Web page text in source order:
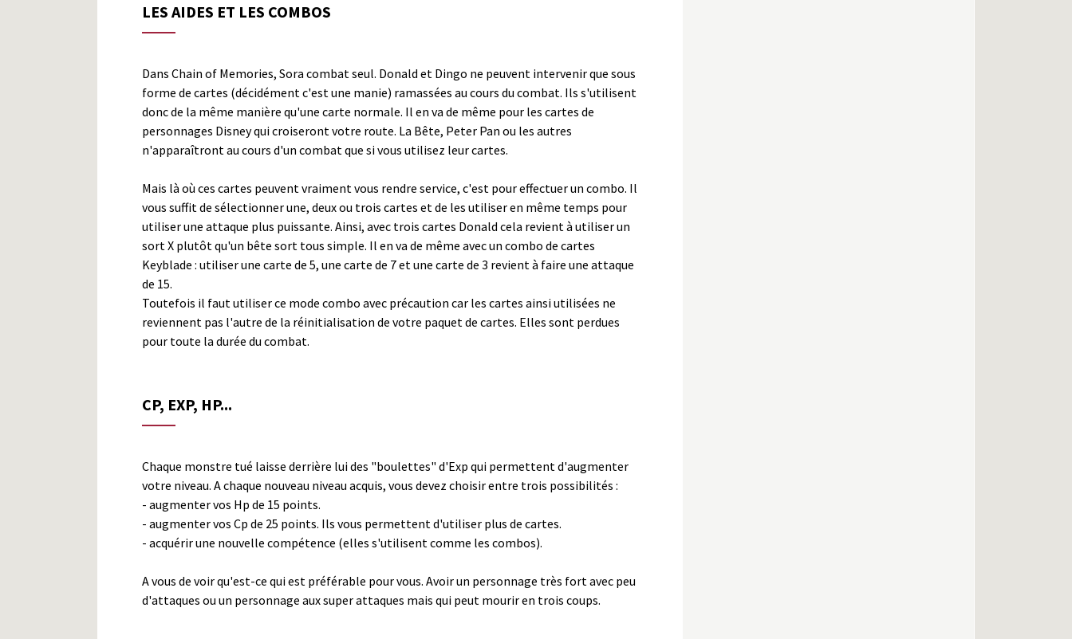
LES AIDES ET LES COMBOS
Dans Chain of Memories, Sora combat seul. Donald et Dingo ne peuvent intervenir que sous
forme de cartes (décidément c'est une manie) ramassées au cours du combat. Ils s'utilisent
donc de la même manière qu'une carte normale. Il en va de même pour les cartes de
personnages Disney qui croiseront votre route. La Bête, Peter Pan ou les autres
n'apparaîtront au cours d'un combat que si vous utilisez leur cartes.
Mais là où ces cartes peuvent vraiment vous rendre service, c'est pour effectuer un combo. Il
vous suffit de sélectionner une, deux ou trois cartes et de les utiliser en même temps pour
utiliser une attaque plus puissante. Ainsi, avec trois cartes Donald cela revient à utiliser un
sort X plutôt qu'un bête sort tous simple. Il en va de même avec un combo de cartes
Keyblade : utiliser une carte de 5, une carte de 7 et une carte de 3 revient à faire une attaque
de 15.
Toutefois il faut utiliser ce mode combo avec précaution car les cartes ainsi utilisées ne
reviennent pas l'autre de la réinitialisation de votre paquet de cartes. Elles sont perdues
pour toute la durée du combat.
CP, EXP, HP...
Chaque monstre tué laisse derrière lui des "boulettes" d'Exp qui permettent d'augmenter
votre niveau. A chaque nouveau niveau acquis, vous devez choisir entre trois possibilités :
- augmenter vos Hp de 15 points.
- augmenter vos Cp de 25 points. Ils vous permettent d'utiliser plus de cartes.
- acquérir une nouvelle compétence (elles s'utilisent comme les combos).
A vous de voir qu'est-ce qui est préférable pour vous. Avoir un personnage très fort avec peu
d'attaques ou un personnage aux super attaques mais qui peut mourir en trois coups.